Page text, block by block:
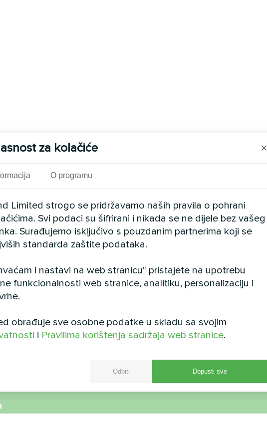
za kolačiće ×
O programu
Limited strogo se pridržavamo naših pravila o pohrani
Svi podaci su šifrirani i nikada se ne dijele bez vašeg
Surađujemo isključivo s pouzdanim partnerima koji se
standarda zaštite podataka.
i nastavi na web stranicu" pristajete na upotrebu
funkcionalnosti web stranice, analitiku, personalizaciju i
obrađuje sve osobne podatke u skladu sa svojim
i Pravilima korištenja sadržaja web stranice.
Odbiti Dopusti sve